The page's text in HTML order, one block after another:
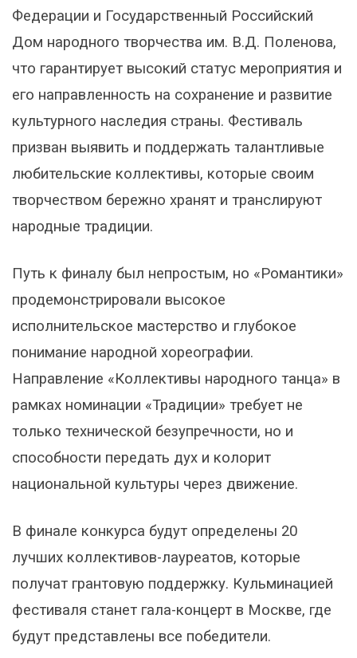
Федерации и Государственный Российский
Дом народного творчества им. В.Д. Поленова,
что гарантирует высокий статус мероприятия и
его направленность на сохранение и развитие
культурного наследия страны. Фестиваль
призван выявить и поддержать талантливые
любительские коллективы, которые своим
творчеством бережно хранят и транслируют
народные традиции.
Путь к финалу был непростым, но «Романтики»
продемонстрировали высокое
исполнительское мастерство и глубокое
понимание народной хореографии.
Направление «Коллективы народного танца» в
рамках номинации «Традиции» требует не
только технической безупречности, но и
способности передать дух и колорит
национальной культуры через движение.
В финале конкурса будут определены 20
лучших коллективов-лауреатов, которые
получат грантовую поддержку. Кульминацией
фестиваля станет гала-концерт в Москве, где
будут представлены все победители.